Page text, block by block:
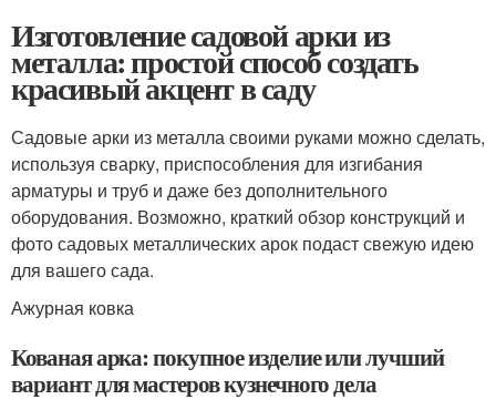
Изготовление садовой арки из
металла: простой способ создать
красивый акцент в саду
Садовые арки из металла своими руками можно сделать,
используя сварку, приспособления для изгибания
арматуры и труб и даже без дополнительного
оборудования. Возможно, краткий обзор конструкций и
фото садовых металлических арок подаст свежую идею
для вашего сада.
Ажурная ковка
Кованая арка: покупное изделие или лучший
вариант для мастеров кузнечного дела